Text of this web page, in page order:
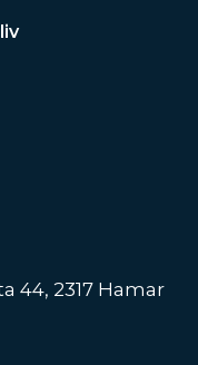
liv
44, 2317 Hamar